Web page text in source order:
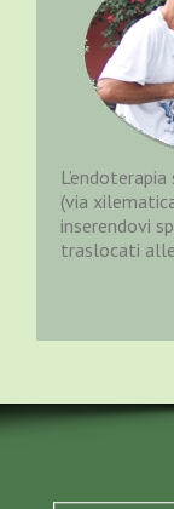
(via
inserendovi
traslocati